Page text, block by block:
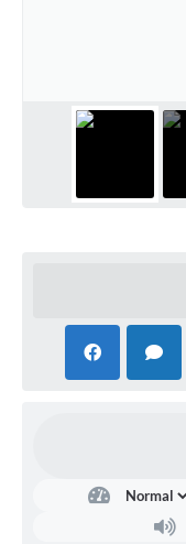
Sistema de Protocolo
Contratos
Carta de Serviços